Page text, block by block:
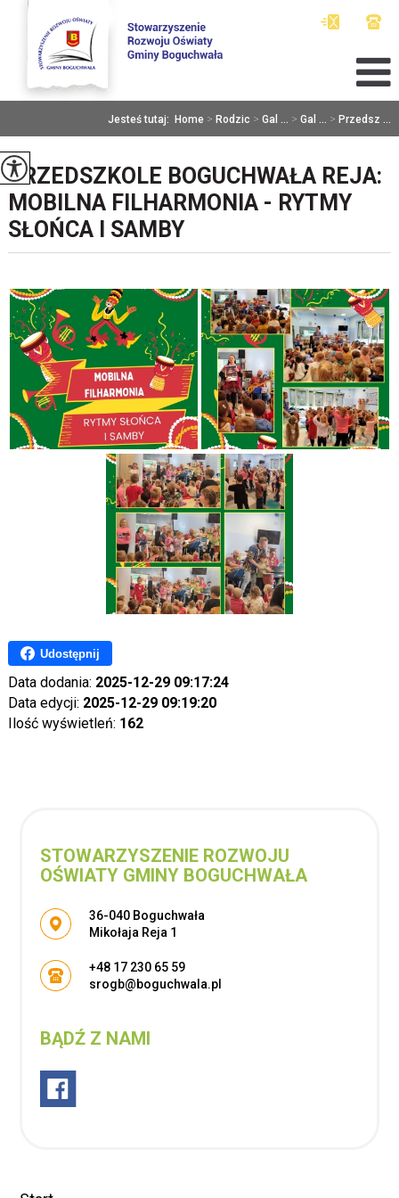
Jesteś tutaj: Home > Rodzic > Gal ... > Gal ... > Przedsz ...
PRZEDSZKOLE BOGUCHWAŁA REJA:
MOBILNA FILHARMONIA - RYTMY
SŁOŃCA I SAMBY
Udostępnij
Data dodania: 2025-12-29 09:17:24
Data edycji: 2025-12-29 09:19:20
Ilość wyświetleń: 162
STOWARZYSZENIE ROZWOJU
OŚWIATY GMINY BOGUCHWAŁA
Adres pocztowy:
36-040 Boguchwała
Mikołaja Reja 1
+48 17 230 65 59
srogb@boguchwala.pl
BĄDŹ Z NAMI